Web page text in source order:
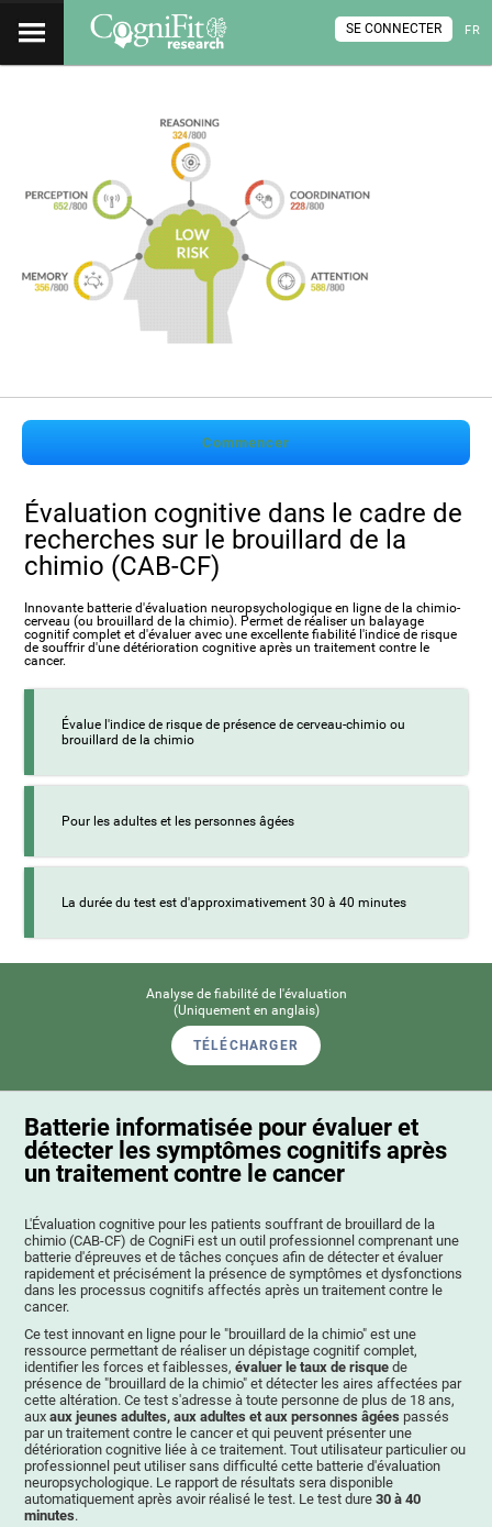
FR
SE CONNECTER
Commencer
Évaluation cognitive dans le cadre de
recherches sur le brouillard de la
chimio (CAB-CF)
Innovante batterie d'évaluation neuropsychologique en ligne de la chimio-
cerveau (ou brouillard de la chimio). Permet de réaliser un balayage
cognitif complet et d'évaluer avec une excellente fiabilité l'indice de risque
de souffrir d'une détérioration cognitive après un traitement contre le
cancer.
Évalue l'indice de risque de présence de cerveau-chimio ou
brouillard de la chimio
Pour les adultes et les personnes âgées
La durée du test est d'approximativement 30 à 40 minutes
Analyse de fiabilité de l'évaluation
(Uniquement en anglais)
TÉLÉCHARGER
Batterie informatisée pour évaluer et
détecter les symptômes cognitifs après
un traitement contre le cancer
L'Évaluation cognitive pour les patients souffrant de brouillard de la
chimio (CAB-CF) de CogniFi est un outil professionnel comprenant une
batterie d'épreuves et de tâches conçues afin de détecter et évaluer
rapidement et précisément la présence de symptômes et dysfonctions
dans les processus cognitifs affectés après un traitement contre le
cancer.
Ce test innovant en ligne pour le "brouillard de la chimio" est une
ressource permettant de réaliser un dépistage cognitif complet,
identifier les forces et faiblesses,évaluer le taux de risque de
présence de "brouillard de la chimio" et détecter les aires affectées par
cette altération. Ce test s'adresse à toute personne de plus de 18 ans,
auxaux jeunes adultes, aux adultes et aux personnes âgées passés
par un traitement contre le cancer et qui peuvent présenter une
détérioration cognitive liée à ce traitement. Tout utilisateur particulier ou
professionnel peut utiliser sans difficulté cette batterie d'évaluation
neuropsychologique. Le rapport de résultats sera disponible
automatiquement après avoir réalisé le test. Le test dure30 à 40
minutes.